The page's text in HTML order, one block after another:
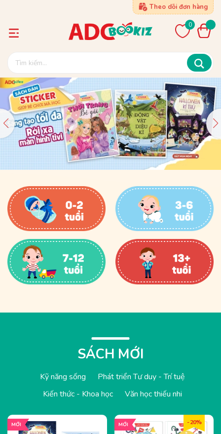
Theo dõi đơn hàng
0
SÁCH MỚI
Kỹ năng sống
Phát triển Tư duy - Trí tuệ
Kiến thức - Khoa học
Văn học thiếu nhi
MỚI - 20%
MỚI